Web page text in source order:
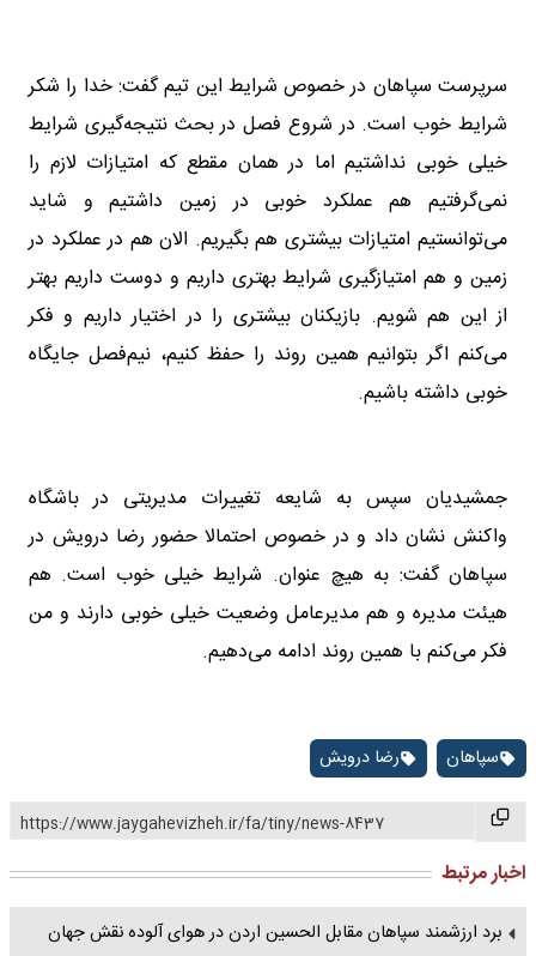
سرپرست سپاهان در خصوص شرایط این تیم گفت: خدا را شکر
شرایط خوب است. در شروع فصل در بحث نتیجه‌گیری شرایط
خیلی خوبی نداشتیم اما در همان مقطع که امتیازات لازم را
نمی‌گرفتیم هم عملکرد خوبی در زمین داشتیم و شاید
می‌توانستیم امتیازات بیشتری هم بگیریم. الان هم در عملکرد در
زمین و هم امتیازگیری شرایط بهتری داریم و دوست داریم بهتر
از این هم شویم. بازیکنان بیشتری را در اختیار داریم و فکر
می‌کنم اگر بتوانیم همین روند را حفظ کنیم، نیم‌فصل جایگاه
خوبی داشته باشیم.
جمشیدیان سپس به شایعه تغییرات مدیریتی در باشگاه
واکنش نشان داد و در خصوص احتمالا حضور رضا درویش در
سپاهان گفت: به هیچ عنوان. شرایط خیلی خوب است. هم
هیئت مدیره و هم مدیرعامل وضعیت خیلی خوبی دارند و من
فکر می‌کنم با همین روند ادامه می‌دهیم.
سپاهان رضا درویش
https://www.jaygahevizheh.ir/fa/tiny/news-8437
اخبار مرتبط
برد ارزشمند سپاهان مقابل الحسین اردن در هوای آلوده نقش جهان